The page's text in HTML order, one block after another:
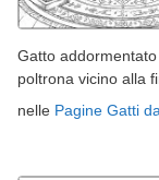
Gatto
poltrona vicino alla
nelle Pagine Gatti